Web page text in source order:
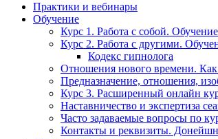
Практики и вебинары
Обучение
Курс 1. Работа с собой.
Курс 2. Работа с другими.
Кодекс гипнолога
Отношения нового времени.
Предназначение, отношения,
Курс 3. Расширенный онлайн
Наставничество и экспертиза
Часто задаваемые вопросы по
Контакты и реквизиты.